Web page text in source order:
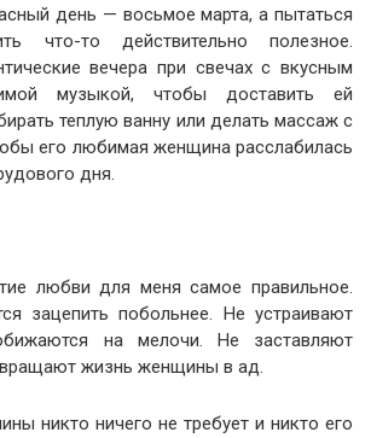
день — восьмое марта, а пытаться
что-то действительно полезное.
вечера при свечах с вкусным
музыкой, чтобы доставить ей
теплую ванну или делать массаж с
его любимая женщина расслабилась
дня.
любви для меня самое правильное.
зацепить побольнее. Не устраивают
на мелочи. Не заставляют
жизнь женщины в ад.
никто ничего не требует и никто его